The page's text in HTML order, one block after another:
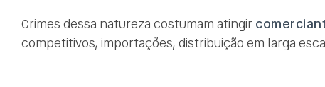
Crimes dessa natureza costumam atingir
competitivos, importações, distribuição em larga